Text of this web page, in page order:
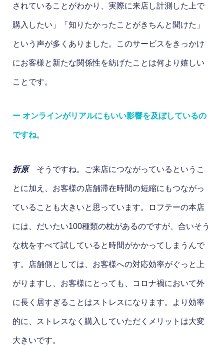
されていることがわかり、実際に来店し計測した上で
購入したい」「知りたかったことがきちんと聞けた」
という声が多くありました。このサービスをきっかけ
にお客様と新たな関係性を紡げたことは何より嬉しい
ことです。
ー オンラインがリアルにもいい影響を及ぼしているの
ですね。
折原 そうですね。ご来店につながっているというこ
とに加え、お客様の店舗滞在時間の短縮にもつながっ
ていることも大きいと思っています。ロフテーの本店
には、だいたい100種類の枕があるのですが、合いそう
な枕をすべて試していると時間がかかってしまうんで
す。店舗側としては、お客様への対応効率がぐっと上
がりますし、お客様にとっても、コロナ禍において外
に長く居すぎることはストレスになります。より効率
的に、ストレスなく購入していただくメリットは大変
大きいです。